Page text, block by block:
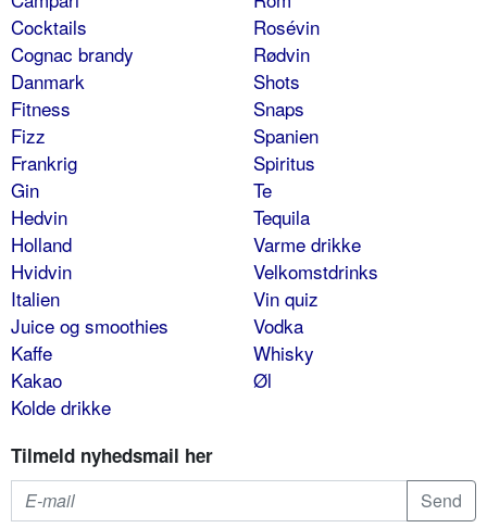
Cocktails
Cognac brandy
Danmark
Fitness
Fizz
Frankrig
Gin
Hedvin
Holland
Hvidvin
Italien
Juice og smoothies
Kaffe
Kakao
Kolde drikke
Rosévin
Rødvin
Shots
Snaps
Spanien
Spiritus
Te
Tequila
Varme drikke
Velkomstdrinks
Vin quiz
Vodka
Whisky
Øl
Tilmeld nyhedsmail her